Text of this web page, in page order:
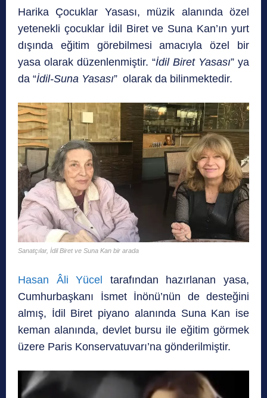
Harika Çocuklar Yasası, müzik alanında özel
yetenekli çocuklar İdil Biret ve Suna Kan’ın yurt
dışında eğitim görebilmesi amacıyla özel bir
yasa olarak düzenlenmiştir. “İdil Biret Yasası” ya
da “İdil-Suna Yasası” olarak da bilinmektedir.
Sanatçılar, İdil Biret ve Suna Kan bir arada
Hasan Âli Yücel tarafından hazırlanan yasa,
Cumhurbaşkanı İsmet İnönü’nün de desteğini
almış, İdil Biret piyano alanında Suna Kan ise
keman alanında, devlet bursu ile eğitim görmek
üzere Paris Konservatuvarı’na gönderilmiştir.